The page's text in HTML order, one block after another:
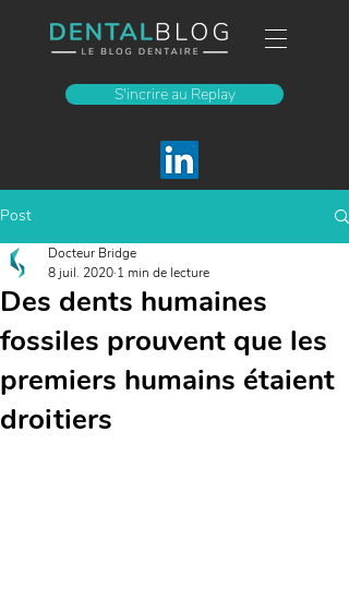
S'incrire au Replay
Post
Des dents humaines
fossiles prouvent que les
premiers humains étaient
droitiers
Docteur Bridge
8 juil. 2020 1 min de lecture